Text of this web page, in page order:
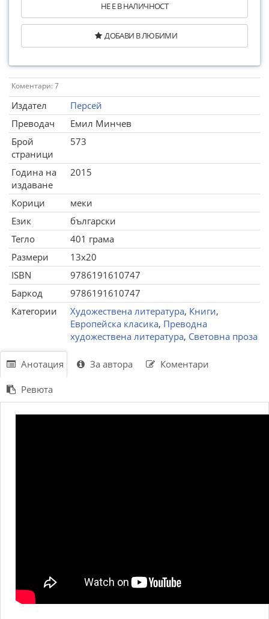
НЕ Е В НАЛИЧНОСТ
ДОБАВИ В ЛЮБИМИ
Коментари: 7
Издател
Персей
Преводач
Емил Минчев
Брой
страници
573
Година на
издаване
2015
Корици
меки
Език
български
Тегло
401 грама
Размери
13x20
ISBN
9786191610747
Баркод
9786191610747
Категории
Художествена литература, Книги,
Европейска класика, Преводна
художествена литература, Световна проза
Анотация За автора Коментари
Ревюта